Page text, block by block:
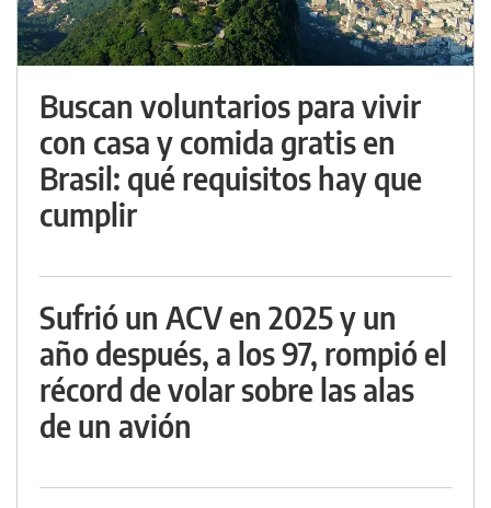
Buscan voluntarios para vivir
con casa y comida gratis en
Brasil: qué requisitos hay que
cumplir
Sufrió un ACV en 2025 y un
año después, a los 97, rompió el
récord de volar sobre las alas
de un avión